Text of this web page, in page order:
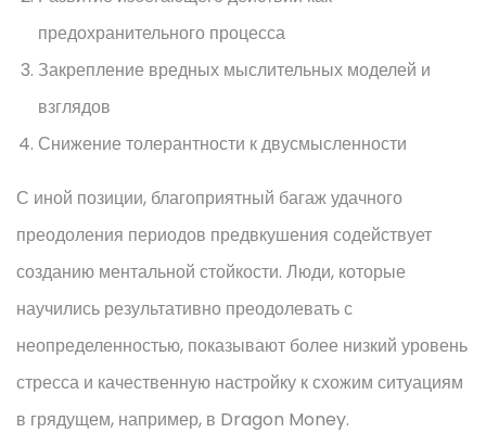
предохранительного процесса
Закрепление вредных мыслительных моделей и
взглядов
Снижение толерантности к двусмысленности
С иной позиции, благоприятный багаж удачного
преодоления периодов предвкушения содействует
созданию ментальной стойкости. Люди, которые
научились результативно преодолевать с
неопределенностью, показывают более низкий уровень
стресса и качественную настройку к схожим ситуациям
в грядущем, например, в Dragon Money.